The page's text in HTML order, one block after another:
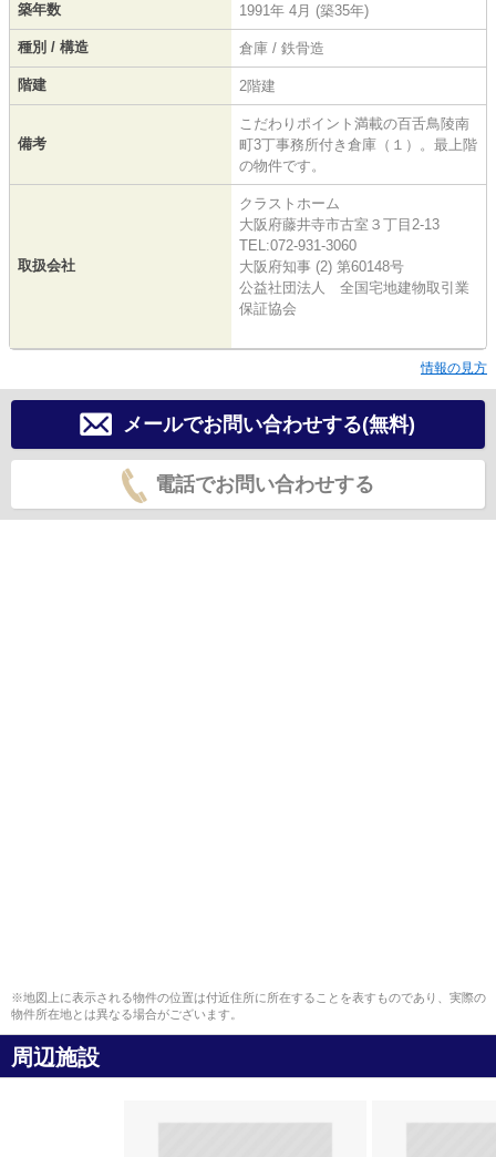
築年数 1991年 4月 (築35年)
種別 / 構造 倉庫 / 鉄骨造
階建 2階建
備考
こだわりポイント満載の百舌鳥陵南
町3丁事務所付き倉庫（１）。最上階
の物件です。
取扱会社
クラストホーム
大阪府藤井寺市古室３丁目2-13
TEL:072-931-3060
大阪府知事 (2) 第60148号
公益社団法人 全国宅地建物取引業
保証協会
情報の見方
メールでお問い合わせする(無料)
電話でお問い合わせする
※地図上に表示される物件の位置は付近住所に所在することを表すものであり、実際の
物件所在地とは異なる場合がございます。
周辺施設